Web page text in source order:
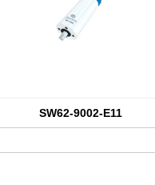
SW62-9002-E11